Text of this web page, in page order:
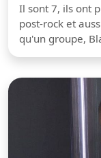
Il sont 7, ils ont
post-rock et
qu'un groupe,